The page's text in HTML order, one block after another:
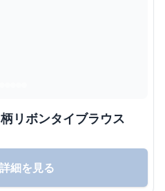
リボンタイブラウス
細を見る